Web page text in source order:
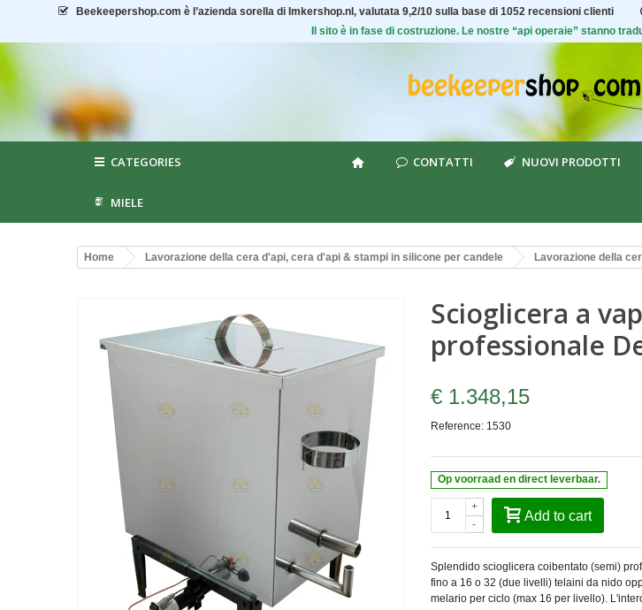
Beekeepershop.com è l’azienda sorella di Imkershop.nl, valutata 9,2/10 sulla base di 1052 recensioni clienti
Il sito è in fase di costruzione. Le nostre “api operaie” stanno
CATEGORIES CONTATTI NUOVI PRODOTTI
MIELE
Home Lavorazione della cera d'api, cera d'api & stampi in silicone per candele Lavorazione della
Scioglicera a
professionale
€ 1.348,15
Reference: 1530
Op voorraad en direct leverbaar.
-
+
Add to cart
Splendido scioglicera coibentato (semi)
fino a 16 o 32 (due livelli) telaini da nido
melario per ciclo (max 16 per livello).